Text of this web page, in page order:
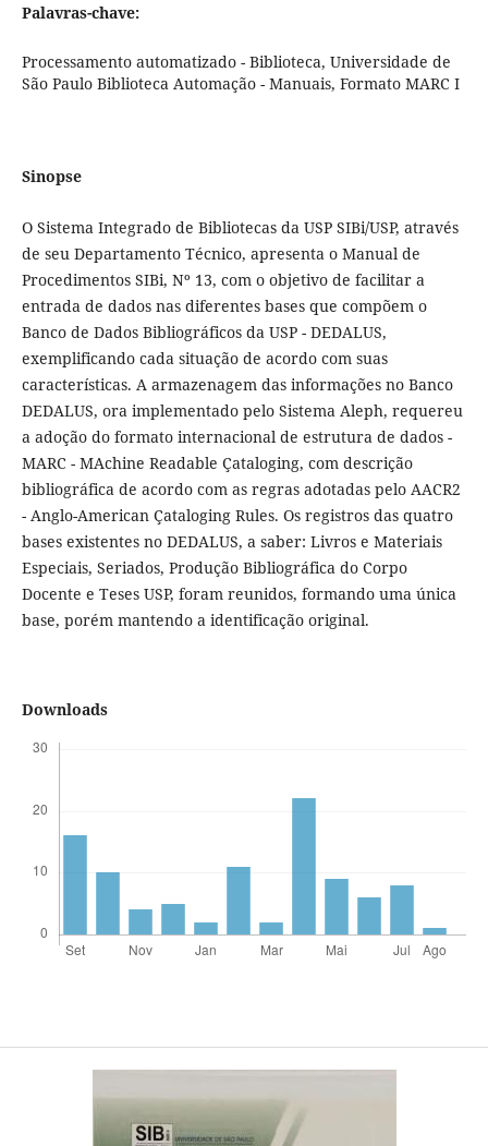
Palavras-chave:
Processamento automatizado - Biblioteca, Universidade de
São Paulo Biblioteca Automação - Manuais, Formato MARC I
Sinopse
O Sistema Integrado de Bibliotecas da USP SIBi/USP, através
de seu Departamento Técnico, apresenta o Manual de
Procedimentos SIBi, Nº 13, com o objetivo de facilitar a
entrada de dados nas diferentes bases que compõem o
Banco de Dados Bibliográficos da USP - DEDALUS,
exemplificando cada situação de acordo com suas
características. A armazenagem das informações no Banco
DEDALUS, ora implementado pelo Sistema Aleph, requereu
a adoção do formato internacional de estrutura de dados -
MARC - MAchine Readable Çataloging, com descrição
bibliográfica de acordo com as regras adotadas pelo AACR2
- Anglo-American Çataloging Rules. Os registros das quatro
bases existentes no DEDALUS, a saber: Livros e Materiais
Especiais, Seriados, Produção Bibliográfica do Corpo
Docente e Teses USP, foram reunidos, formando uma única
base, porém mantendo a identificação original.
Downloads